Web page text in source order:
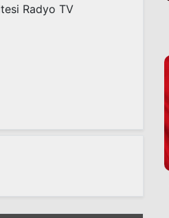
Radyo TV